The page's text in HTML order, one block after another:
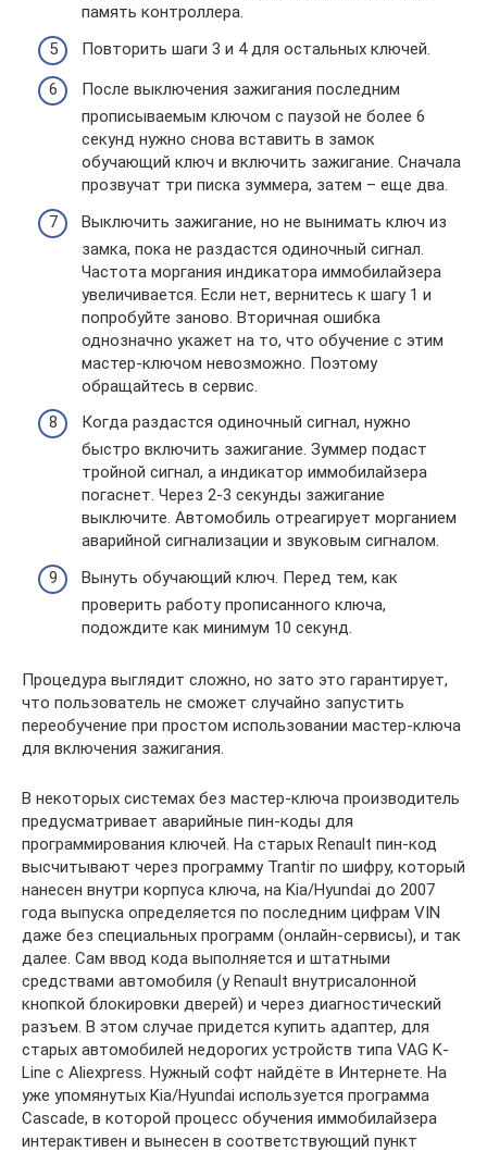
память контроллера.
Повторить шаги 3 и 4 для остальных ключей.
После выключения зажигания последним
прописываемым ключом с паузой не более 6
секунд нужно снова вставить в замок
обучающий ключ и включить зажигание. Сначала
прозвучат три писка зуммера, затем – еще два.
Выключить зажигание, но не вынимать ключ из
замка, пока не раздастся одиночный сигнал.
Частота моргания индикатора иммобилайзера
увеличивается. Если нет, вернитесь к шагу 1 и
попробуйте заново. Вторичная ошибка
однозначно укажет на то, что обучение с этим
мастер-ключом невозможно. Поэтому
обращайтесь в сервис.
Когда раздастся одиночный сигнал, нужно
быстро включить зажигание. Зуммер подаст
тройной сигнал, а индикатор иммобилайзера
погаснет. Через 2-3 секунды зажигание
выключите. Автомобиль отреагирует морганием
аварийной сигнализации и звуковым сигналом.
Вынуть обучающий ключ. Перед тем, как
проверить работу прописанного ключа,
подождите как минимум 10 секунд.
Процедура выглядит сложно, но зато это гарантирует,
что пользователь не сможет случайно запустить
переобучение при простом использовании мастер-ключа
для включения зажигания.
В некоторых системах без мастер-ключа производитель
предусматривает аварийные пин-коды для
программирования ключей. На старых Renault пин-код
высчитывают через программу Trantir по шифру, который
нанесен внутри корпуса ключа, на Kia/Hyundai до 2007
года выпуска определяется по последним цифрам VIN
даже без специальных программ (онлайн-сервисы), и так
далее. Сам ввод кода выполняется и штатными
средствами автомобиля (у Renault внутрисалонной
кнопкой блокировки дверей) и через диагностический
разъем. В этом случае придется купить адаптер, для
старых автомобилей недорогих устройств типа VAG K-
Line c Aliexpress. Нужный софт найдёте в Интернете. На
уже упомянутых Kia/Hyundai используется программа
Cascade, в которой процесс обучения иммобилайзера
интерактивен и вынесен в соответствующий пункт